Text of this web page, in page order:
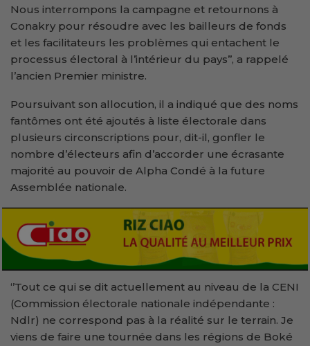
Nous interrompons la campagne et retournons à
Conakry pour résoudre avec les bailleurs de fonds
et les facilitateurs les problèmes qui entachent le
processus électoral à l’intérieur du pays’’, a rappelé
l’ancien Premier ministre.
Poursuivant son allocution, il a indiqué que des noms
fantômes ont été ajoutés à liste électorale dans
plusieurs circonscriptions pour, dit-il, gonfler le
nombre d’électeurs afin d’accorder une écrasante
majorité au pouvoir de Alpha Condé à la future
Assemblée nationale.
‘’Tout ce qui se dit actuellement au niveau de la CENI
(Commission électorale nationale indépendante :
Ndlr) ne correspond pas à la réalité sur le terrain. Je
viens de faire une tournée dans les régions de Boké